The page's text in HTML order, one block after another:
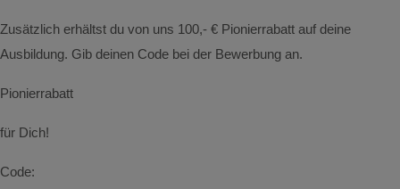
Zusätzlich erhältst du von uns 100,- € Pionierrabatt auf deine
Ausbildung. Gib deinen Code bei der Bewerbung an.
Pionierrabatt
für Dich!
Code: